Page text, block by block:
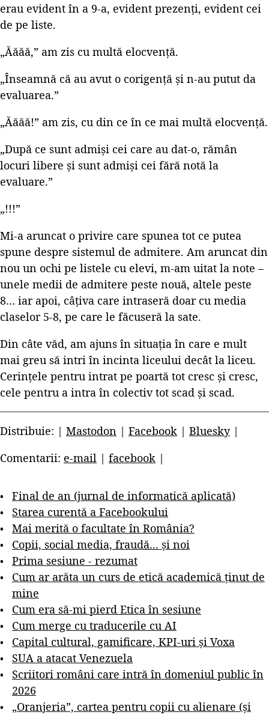
erau evident în a 9-a, evident prezenți, evident cei
de pe liste.
„Ăăăă,” am zis cu multă elocvență.
„Înseamnă că au avut o corigență și n-au putut da
evaluarea.”
„Ăăăă!” am zis, cu din ce în ce mai multă elocvență.
„După ce sunt admiși cei care au dat-o, rămân
locuri libere și sunt admiși cei fără notă la
evaluare.”
„!!!”
Mi-a aruncat o privire care spunea tot ce putea
spune despre sistemul de admitere. Am aruncat din
nou un ochi pe listele cu elevi, m-am uitat la note –
unele medii de admitere peste nouă, altele peste
8… iar apoi, câțiva care intraseră doar cu media
claselor 5-8, pe care le făcuseră la sate.
Din câte văd, am ajuns în situația în care e mult
mai greu să intri în incinta liceului decât la liceu.
Cerințele pentru intrat pe poartă tot cresc și cresc,
cele pentru a intra în colectiv tot scad și scad.
Distribuie: | Mastodon | Facebook | Bluesky|
Comentarii: e-mail | facebook |
Final de an (jurnal de informatică aplicată)
Starea curentă a Facebookului
Mai merită o facultate în România?
Copii, social media, fraudă... și noi
Prima sesiune - rezumat
Cum ar arăta un curs de etică academică ținut de
mine
Cum era să-mi pierd Etica în sesiune
Cum merge cu traducerile cu AI
Capital cultural, gamificare, KPI-uri și Voxa
SUA a atacat Venezuela
Scriitori români care intră în domeniul public în
2026
„Oranjeria”, cartea pentru copii cu alienare (și